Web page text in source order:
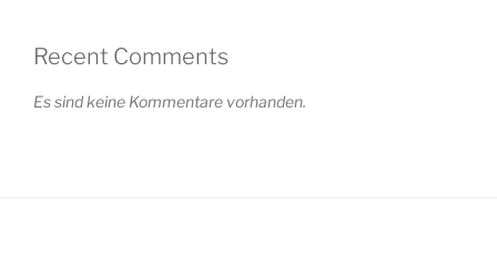
Recent Comments
Es sind keine Kommentare vorhanden.